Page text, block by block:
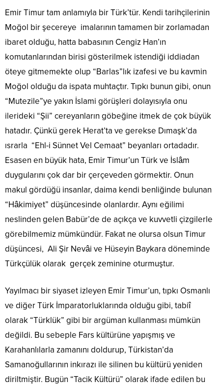
Emir Timur tam anlamıyla bir Türk’tür. Kendi tarihçilerinin
Moğol bir şecereye imalarının tamamen bir zorlamadan
ibaret olduğu, hatta babasının Cengiz Han’ın
komutanlarından birisi gösterilmek istendiği iddiadan
öteye gitmemekte olup “Barlas”lık izafesi ve bu kavmin
Moğol olduğu da ispata muhtaçtır. Tıpkı bunun gibi, onun
“Mutezile”ye yakın İslami görüşleri dolayısıyla onu
ilerideki “Şii” cereyanların göbeğine itmek de çok büyük
hatadır. Çünkü gerek Herat’ta ve gerekse Dımaşk’da
ısrarla “Ehl-i Sünnet Vel Cemaat” beyanları ortadadır.
Esasen en büyük hata, Emir Timur’un Türk ve İslâm
duygularını çok dar bir çerçeveden görmektir. Onun
makul gördüğü insanlar, daima kendi benliğinde bulunan
“Hâkimiyet” düşüncesinde olanlardır. Aynı eğilimi
neslinden gelen Babür’de de açıkça ve kuvvetli çizgilerle
görebilmemiz mümkündür. Fakat ne olursa olsun Timur
düşüncesi, Ali Şir Nevâi ve Hüseyin Baykara döneminde
Türkçülük olarak gerçek zeminine oturmuştur.
Yayılmacı bir siyaset izleyen Emir Timur’un, tıpkı Osmanlı
ve diğer Türk İmparatorluklarında olduğu gibi, tabiî
olarak “Türklük” gibi bir argüman kullanması mümkün
değildi. Bu sebeple Fars kültürüne yapışmış ve
Karahanlılarla zamanını doldurup, Türkistan’da
Samanoğullarının inkırazı ile silinen bu kültürü yeniden
diriltmiştir. Bugün “Tacik Kültürü” olarak ifade edilen bu